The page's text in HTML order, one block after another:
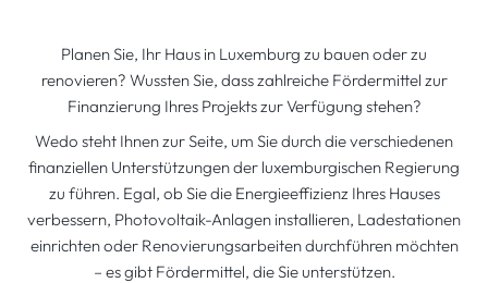
Planen Sie, Ihr Haus in Luxemburg zu bauen oder zu
renovieren? Wussten Sie, dass zahlreiche Fördermittel zur
Finanzierung Ihres Projekts zur Verfügung stehen?
Wedo steht Ihnen zur Seite, um Sie durch die verschiedenen
finanziellen Unterstützungen der luxemburgischen Regierung
zu führen. Egal, ob Sie die Energieeffizienz Ihres Hauses
verbessern, Photovoltaik-Anlagen installieren, Ladestationen
einrichten oder Renovierungsarbeiten durchführen möchten
– es gibt Fördermittel, die Sie unterstützen.